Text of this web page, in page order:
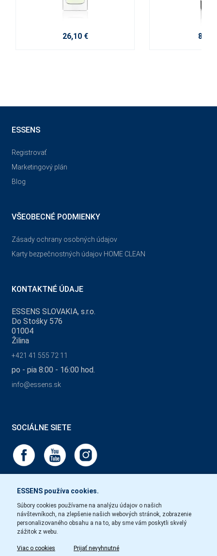
26,10 € 8,60
ESSENS používa cookies.
Súbory cookies používame na analýzu údajov o našich
návštevníkoch, na zlepšenie našich webových stránok, zobrazenie
personalizovaného obsahu a na to, aby sme vám poskytli skvelý
zážitok z webu.
Viac o cookies Prijať nevyhnutné
ESSENS
Registrovať
Marketingový plán
Blog
VŠEOBECNÉ PODMIENKY
Zásady ochrany osobných údajov
Karty bezpečnostných údajov HOME CLEAN
KONTAKTNÉ ÚDAJE
ESSENS SLOVAKIA, s.r.o.
Do Stošky 576
01004
Žilina
+421 41 555 72 11
po - pia 8:00 - 16:00 hod.
info@essens.sk
SOCIÁLNE SIETE